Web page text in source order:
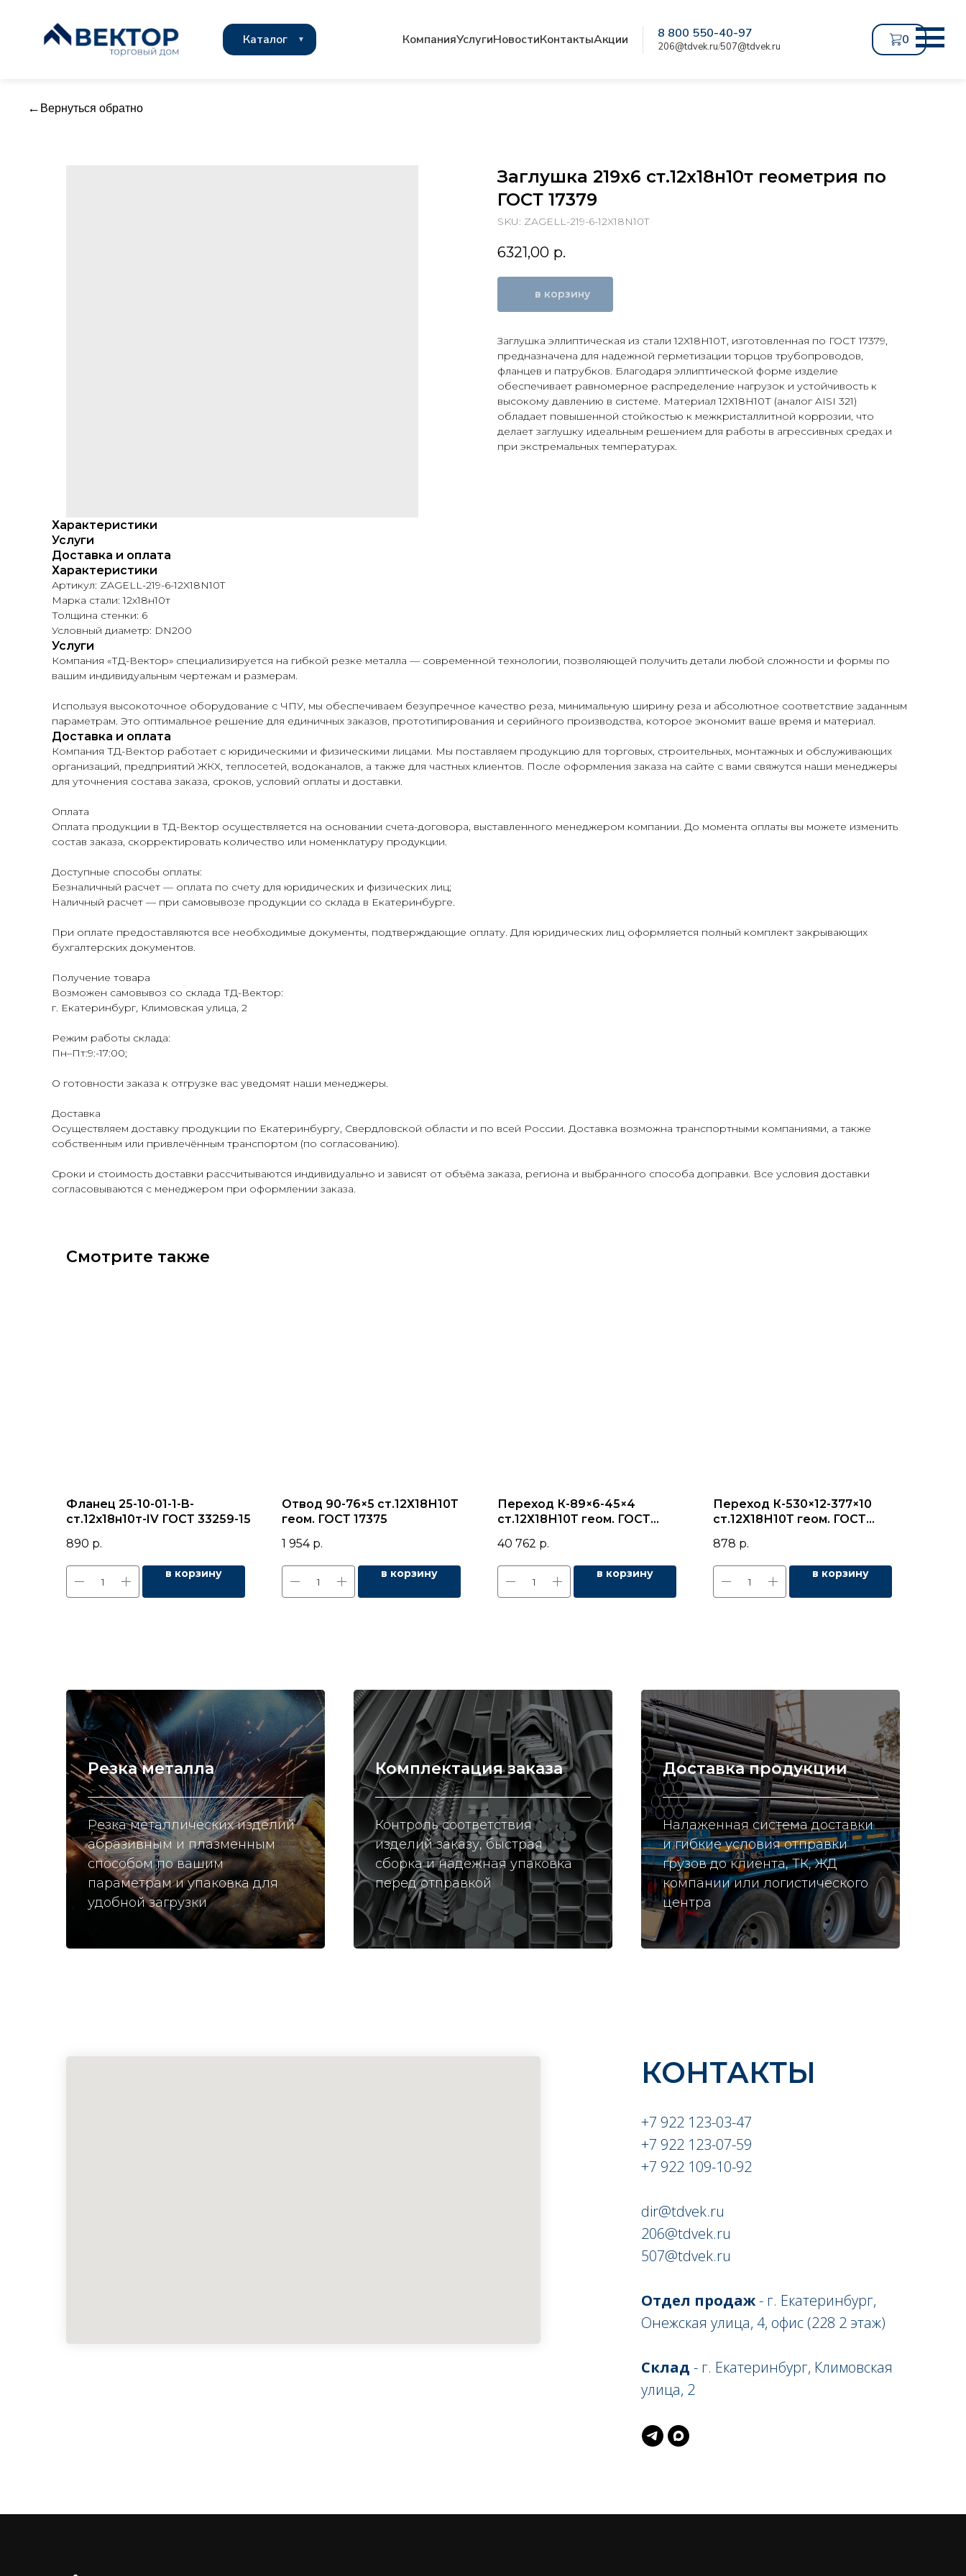
Каталог КомпанияУслугиНовостиКонтактыАкции 8 800 550-40-97
206@tdvek.ru/507@tdvek.ru 0
Вернуться обратно
Заглушка 219х6 ст.12х18н10т геометрия по
ГОСТ 17379
SKU: ZAGELL-219-6-12X18N10T
6321,00 р.
в корзину
Заглушка эллиптическая из стали 12Х18Н10Т, изготовленная по ГОСТ 17379,
предназначена для надежной герметизации торцов трубопроводов,
фланцев и патрубков. Благодаря эллиптической форме изделие
обеспечивает равномерное распределение нагрузок и устойчивость к
высокому давлению в системе. Материал 12Х18Н10Т (аналог AISI 321)
обладает повышенной стойкостью к межкристаллитной коррозии, что
делает заглушку идеальным решением для работы в агрессивных средах и
при экстремальных температурах.
Характеристики
Услуги
Доставка и оплата
Характеристики
Артикул: ZAGELL-219-6-12X18N10T
Марка стали: 12х18н10т
Толщина стенки: 6
Условный диаметр: DN200
Услуги
Компания «ТД-Вектор» специализируется на гибкой резке металла — современной технологии, позволяющей получить детали любой сложности и формы по
вашим индивидуальным чертежам и размерам.
Используя высокоточное оборудование с ЧПУ, мы обеспечиваем безупречное качество реза, минимальную ширину реза и абсолютное соответствие заданным
параметрам. Это оптимальное решение для единичных заказов, прототипирования и серийного производства, которое экономит ваше время и материал.
Доставка и оплата
Компания ТД-Вектор работает с юридическими и физическими лицами. Мы поставляем продукцию для торговых, строительных, монтажных и обслуживающих
организаций, предприятий ЖКХ, теплосетей, водоканалов, а также для частных клиентов. После оформления заказа на сайте с вами свяжутся наши менеджеры
для уточнения состава заказа, сроков, условий оплаты и доставки.
Оплата
Оплата продукции в ТД-Вектор осуществляется на основании счета-договора, выставленного менеджером компании. До момента оплаты вы можете изменить
состав заказа, скорректировать количество или номенклатуру продукции.
Доступные способы оплаты:
Безналичный расчет — оплата по счету для юридических и физических лиц;
Наличный расчет — при самовывозе продукции со склада в Екатеринбурге.
При оплате предоставляются все необходимые документы, подтверждающие оплату. Для юридических лиц оформляется полный комплект закрывающих
бухгалтерских документов.
Получение товара
Возможен самовывоз со склада ТД-Вектор:
г. Екатеринбург, Климовская улица, 2
Режим работы склада:
Пн–Пт:9:-17:00;
О готовности заказа к отгрузке вас уведомят наши менеджеры.
Доставка
Осуществляем доставку продукции по Екатеринбургу, Свердловской области и по всей России. Доставка возможна транспортными компаниями, а также
собственным или привлечённым транспортом (по согласованию).
Сроки и стоимость доставки рассчитываются индивидуально и зависят от объёма заказа, региона и выбранного способа доправки. Все условия доставки
согласовываются с менеджером при оформлении заказа.
Смотрите также
Фланец 25-10-01-1-B-
ст.12х18н10т-IV ГОСТ 33259-15
890 р.
в корзину
Отвод 90-76×5 ст.12Х18Н10Т
геом. ГОСТ 17375
1 954 р.
в корзину
Переход К-89×6-45×4
ст.12Х18Н10Т геом. ГОСТ
40 762 р.
в корзину
Переход К-530×12-377×10
ст.12Х18Н10Т геом. ГОСТ
878 р.
в корзину
Резка металла
Резка металлических изделий
абразивным и плазменным
способом по вашим
параметрам и упаковка для
удобной загрузки
Комплектация заказа
Контроль соответствия
изделий заказу, быстрая
сборка и надежная упаковка
перед отправкой
Доставка продукции
Налаженная система доставки
и гибкие условия отправки
грузов до клиента, ТК, ЖД
компании или логистического
центра
КОНТАКТЫ
+7 922 123-03-47
+7 922 123-07-59
+7 922 109-10-92
dir@tdvek.ru
206@tdvek.ru
507@tdvek.ru
Отдел продаж- г. Екатеринбург,
Онежская улица, 4, офис (228 2 этаж)
Склад - г. Екатеринбург, Климовская
улица, 2